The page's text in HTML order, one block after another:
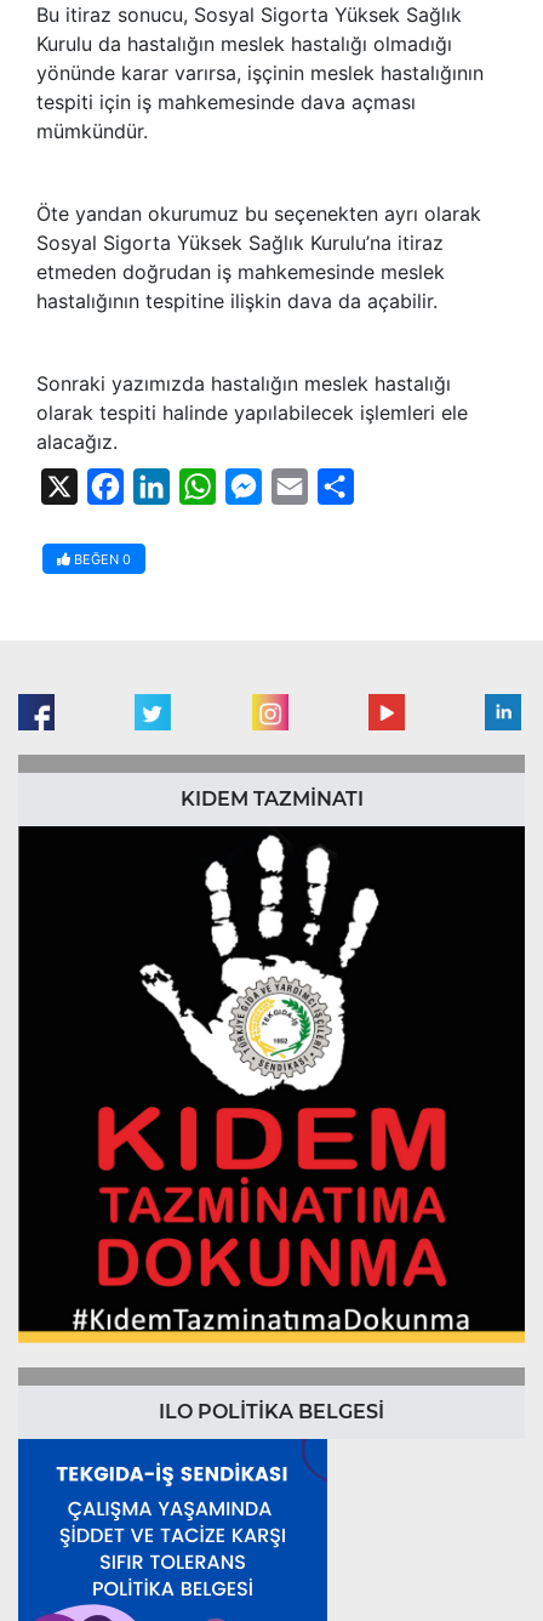
Bu itiraz sonucu, Sosyal Sigorta Yüksek Sağlık
Kurulu da hastalığın meslek hastalığı olmadığı
yönünde karar varırsa, işçinin meslek hastalığının
tespiti için iş mahkemesinde dava açması
mümkündür.
Öte yandan okurumuz bu seçenekten ayrı olarak
Sosyal Sigorta Yüksek Sağlık Kurulu’na itiraz
etmeden doğrudan iş mahkemesinde meslek
hastalığının tespitine ilişkin dava da açabilir.
Sonraki yazımızda hastalığın meslek hastalığı
olarak tespiti halinde yapılabilecek işlemleri ele
alacağız.
FacebookLinkedInWhatsAppMessenger
Email
BEĞEN 0
KIDEM TAZMİNATI
ILO POLİTİKA BELGESİ